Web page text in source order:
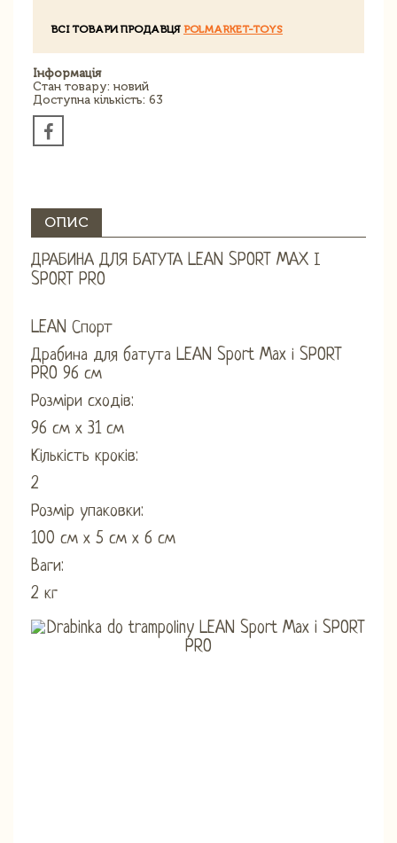
ВСІ ТОВАРИ ПРОДАВЦЯ POLMARKET-TOYS
Інформація
Стан товару: новий
Доступна кількість: 63
ОПИС
ДРАБИНА ДЛЯ БАТУТА LEAN SPORT MAX І
SPORT PRO
LEAN Спорт
Драбина для батута LEAN Sport Max і SPORT
PRO 96 см
Розміри сходів:
96 см х 31 см
Кількість кроків:
2
Розмір упаковки:
100 см х 5 см х 6 см
Ваги:
2 кг